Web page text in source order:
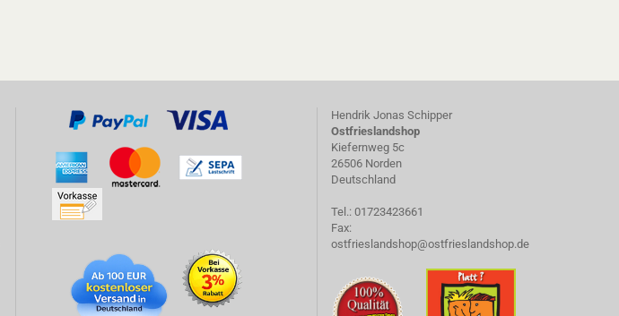
Hendrik Jonas Schipper
Ostfrieslandshop
Kiefernweg 5c
26506 Norden
Deutschland
Tel.: 01723423661
Fax:
ostfrieslandshop@ostfrieslandshop.de